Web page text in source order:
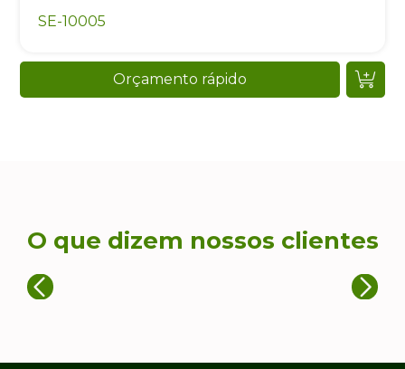
SE-10005
Orçamento rápido
O que dizem nossos clientes